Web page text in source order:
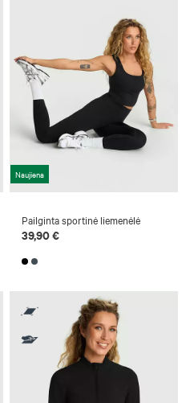
Naujiena
Pailginta sportinė liemenėlė
39,90 €